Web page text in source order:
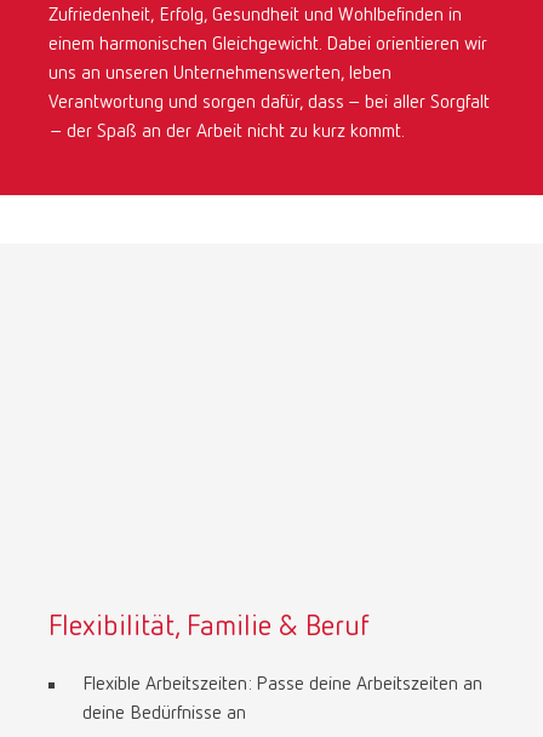
Zufriedenheit, Erfolg, Gesundheit und Wohlbefinden in
einem harmonischen Gleichgewicht. Dabei orientieren wir
uns an unseren Unternehmenswerten, leben
Verantwortung und sorgen dafür, dass – bei aller Sorgfalt
– der Spaß an der Arbeit nicht zu kurz kommt.
Flexibilität, Familie & Beruf
Flexible Arbeitszeiten: Passe deine Arbeitszeiten an
deine Bedürfnisse an